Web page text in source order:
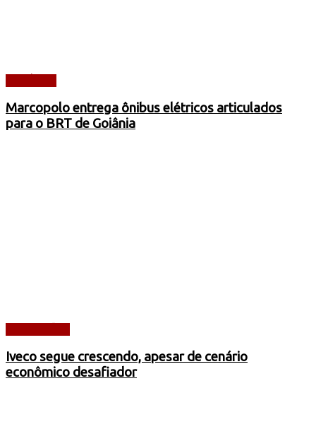
Marcopolo entrega ônibus elétricos articulados
para o BRT de Goiânia
Iveco segue crescendo, apesar de cenário
econômico desafiador